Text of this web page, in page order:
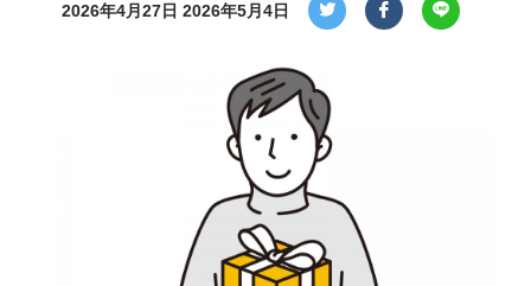
2026年4月27日 2026年5月4日